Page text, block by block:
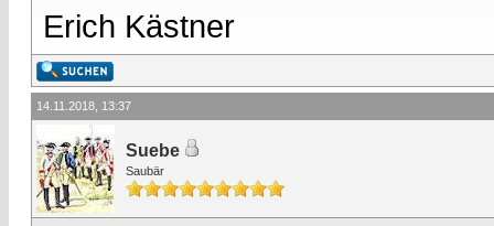
Erich Kästner
14.11.2018, 13:37
Suebe
Saubär